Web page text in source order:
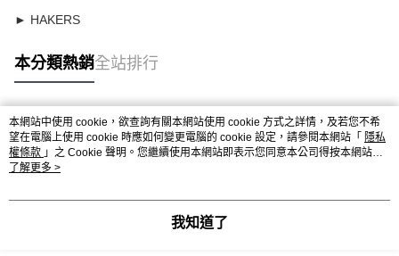
► HAKERS
本分類熱銷全站排行
熱門標籤
本網站中使用 cookie，欲查詢有關本網站使用 cookie 方式之詳情，及若您不希
望在電腦上使用 cookie 時應如何變更電腦的 cookie 設定，請參閱本網站「 隱私
權條款 」之 Cookie 聲明。您繼續使用本網站即表示您同意本公司得按本網站使
用條款之 Cookie 聲明使用 cookie。
了解更多 >
我知道了